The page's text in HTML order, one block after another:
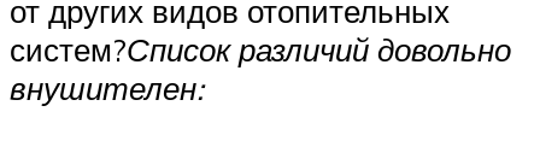
от других видов отопительных
систем?Список различий довольно
внушителен: